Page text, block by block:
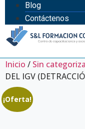
Blog
Contáctenos
Inicio / Sin
DEL IGV
¡Oferta!